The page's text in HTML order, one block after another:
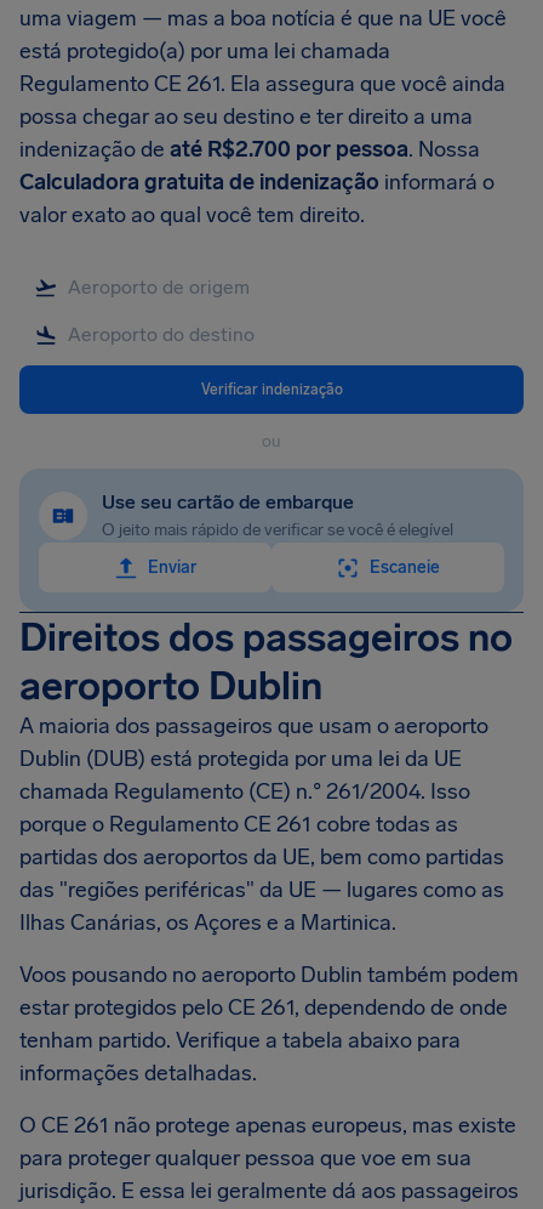
uma viagem — mas a boa notícia é que na UE você
está protegido(a) por uma lei chamada
Regulamento CE 261. Ela assegura que você ainda
possa chegar ao seu destino e ter direito a uma
indenização de até R$2.700 por pessoa. Nossa
Calculadora gratuita de indenização informará o
valor exato ao qual você tem direito.
Verificar indenização
ou
Use seu cartão de embarque
O jeito mais rápido de verificar se você é elegível
Enviar
Escaneie
Direitos dos passageiros no
aeroporto Dublin
A maioria dos passageiros que usam o aeroporto
Dublin (DUB) está protegida por uma lei da UE
chamada Regulamento (CE) n.° 261/2004. Isso
porque o Regulamento CE 261 cobre todas as
partidas dos aeroportos da UE, bem como partidas
das "regiões periféricas" da UE — lugares como as
Ilhas Canárias, os Açores e a Martinica.
Voos pousando no aeroporto Dublin também podem
estar protegidos pelo CE 261, dependendo de onde
tenham partido. Verifique a tabela abaixo para
informações detalhadas.
O CE 261 não protege apenas europeus, mas existe
para proteger qualquer pessoa que voe em sua
jurisdição. E essa lei geralmente dá aos passageiros